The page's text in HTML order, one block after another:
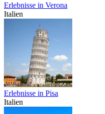
Erlebnisse in Verona
Italien
Erlebnisse in Pisa
Italien